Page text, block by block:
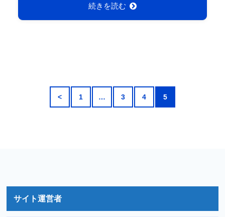
続きを読む
< 1 … 3 4 5
サイト運営者